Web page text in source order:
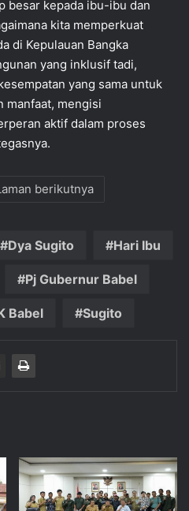
besar kepada ibu-ibu dan
kita memperkuat
di Kepulauan Bangka
yang inklusif tadi,
yang sama untuk
manfaat, mengisi
aktif dalam proses
berikutnya
Dya Sugito Hari Ibu
Pj Gubernur Babel
Babel Sugito